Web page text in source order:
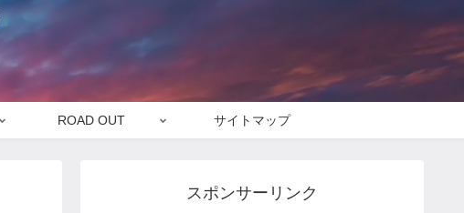
ROAD OUT サイトマップ
スポンサーリンク